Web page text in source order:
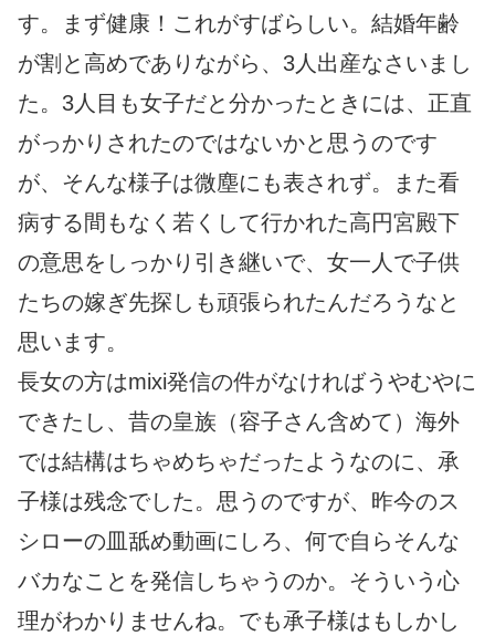
す。まず健康！これがすばらしい。結婚年齢
が割と高めでありながら、3人出産なさいまし
た。3人目も女子だと分かったときには、正直
がっかりされたのではないかと思うのです
が、そんな様子は微塵にも表されず。また看
病する間もなく若くして行かれた高円宮殿下
の意思をしっかり引き継いで、女一人で子供
たちの嫁ぎ先探しも頑張られたんだろうなと
思います。
長女の方はmixi発信の件がなければうやむやに
できたし、昔の皇族（容子さん含めて）海外
では結構はちゃめちゃだったようなのに、承
子様は残念でした。思うのですが、昨今のス
シローの皿舐め動画にしろ、何で自らそんな
バカなことを発信しちゃうのか。そういう心
理がわかりませんね。でも承子様はもしかし